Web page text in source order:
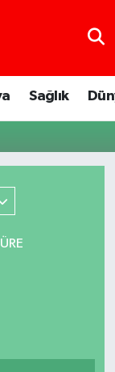
Sağlık